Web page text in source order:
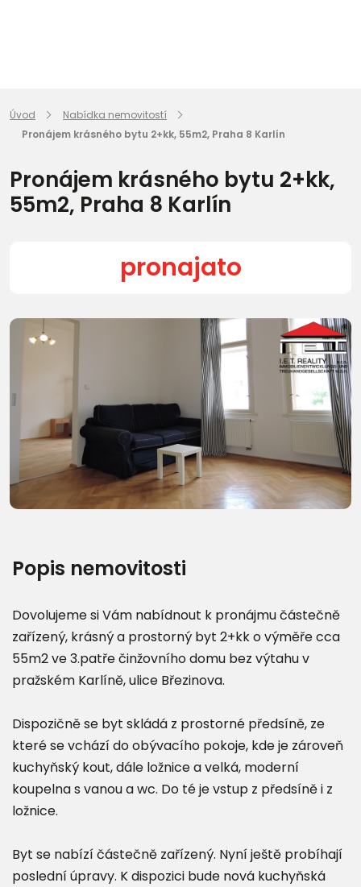
Úvod
Nabídka nemovitostí
Pronájem krásného bytu 2+kk, 55m2, Praha 8 Karlín
Pronájem krásného bytu 2+kk,
55m2, Praha 8 Karlín
pronajato
Další fotografie (26)
Popis nemovitosti
Dovolujeme si Vám nabídnout k pronájmu částečně
zařízený, krásný a prostorný byt 2+kk o výměře cca
55m2 ve 3.patře činžovního domu bez výtahu v
pražském Karlíně, ulice Březinova.
Dispozičně se byt skládá z prostorné předsíně, ze
které se vchází do obývacího pokoje, kde je zároveň
kuchyňský kout, dále ložnice a velká, moderní
koupelna s vanou a wc. Do té je vstup z předsíně i z
ložnice.
Byt se nabízí částečně zařízený. Nyní ještě probíhají
poslední úpravy. K dispozici bude nová kuchyňská